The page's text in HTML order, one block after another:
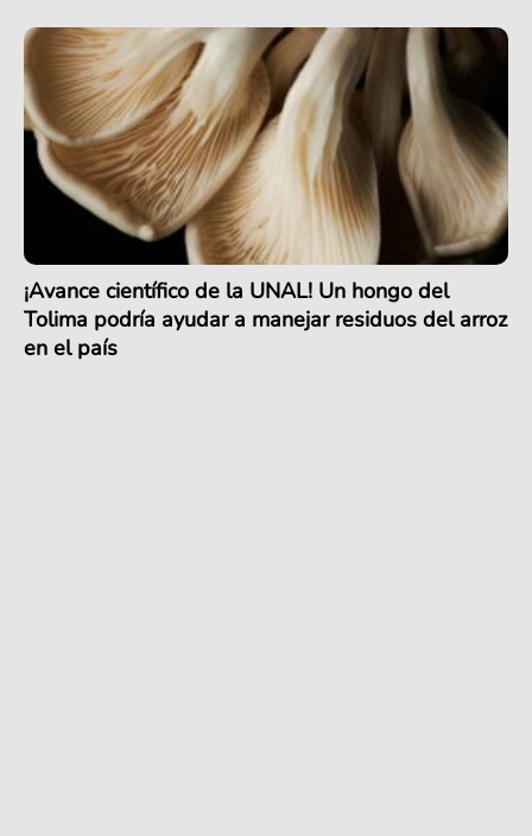
¡Avance científico de la UNAL! Un hongo del
Tolima podría ayudar a manejar residuos del arroz
en el país